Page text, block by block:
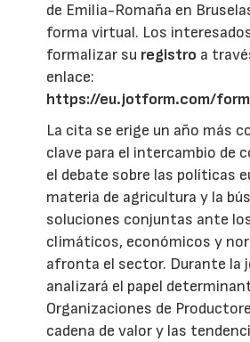
de Emilia-Romaña en
forma virtual. Los
formalizar su registro a
enlace:
https://eu.jotform.com/
La cita se erige un año más
clave para el intercambio de
el debate sobre las políticas
materia de agricultura y la
soluciones conjuntas ante
climáticos, económicos y
afronta el sector. Durante la
analizará el papel
Organizaciones de
cadena de valor y las